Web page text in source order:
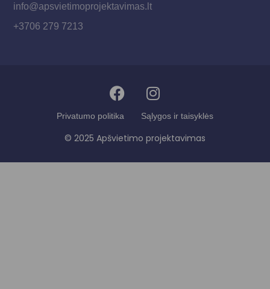
info@apsvietimoprojektavimas.lt
+3706 279 7213
Privatumo politika Sąlygos ir taisyklės
© 2025 Apšvietimo projektavimas